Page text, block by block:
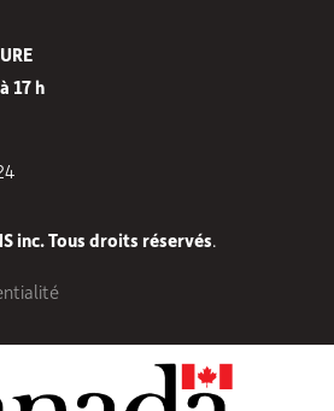
17 h
inc. Tous droits réservés.